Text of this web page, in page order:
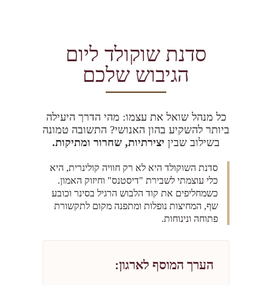
סדנת שוקולד ליום
הגיבוש שלכם
כל מנהל שואל את עצמו: מהי הדרך היעילה
ביותר להשקיע בהון האנושי? התשובה טמונה
בשילוב שבין יצירתיות, שחרור ומתיקות.
סדנת השוקולד היא לא רק חוויה קולינרית, היא
כלי עוצמתי לשבירת "דיסטנס" וחיזוק האמון.
כשמחליפים את קוד הלבוש הרגיל בסינר וכובע
שף, המחיצות נופלות ומתפנה מקום לתקשורת
פתוחה ונינוחות.
הערך המוסף לארגון: